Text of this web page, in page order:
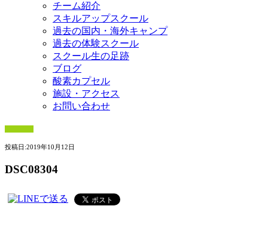
チーム紹介
スキルアップスクール
過去の国内・海外キャンプ
過去の体験スクール
スクール生の足跡
ブログ
酸素カプセル
施設・アクセス
お問い合わせ
投稿日:2019年10月12日
DSC08304